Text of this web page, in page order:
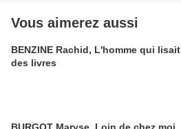
Vous aimerez aussi
BENZINE Rachid, L'homme qui lisait
des livres